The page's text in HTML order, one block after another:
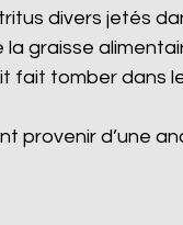
divers jetés
graisse
fait tomber dans
provenir d’une